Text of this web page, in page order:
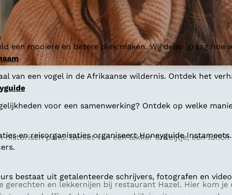
een mooiere en betere plek maken. Wij delen graag hoe
van een vogel in de Afrikaanse wildernis. Ontdek het
voor een samenwerking? Ontdek op welke
en reisorganisaties organiseert Honeyguide
bestaat uit getalenteerde schrijvers, fotografen en
pand. Geniet van een lekker ontbijtje, een
gerechten en lekkernijen bij restaurant Hazel. Hier kom